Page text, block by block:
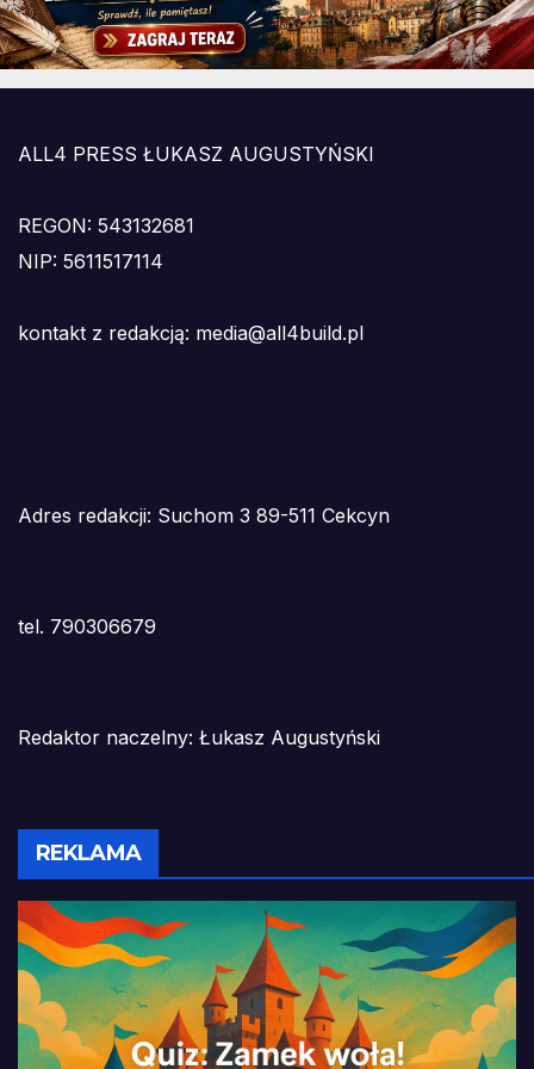
ALL4 PRESS ŁUKASZ AUGUSTYŃSKI
REGON: 543132681
NIP: 5611517114
kontakt z redakcją: media@all4build.pl
Adres redakcji: Suchom 3 89-511 Cekcyn
tel. 790306679
Redaktor naczelny: Łukasz Augustyński
REKLAMA